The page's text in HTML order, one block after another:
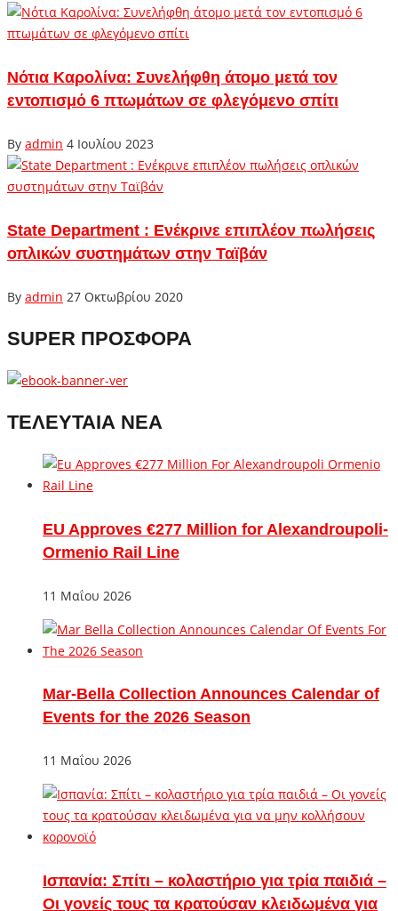
Νότια Καρολίνα: Συνελήφθη άτομο μετά τον
εντοπισμό 6 πτωμάτων σε φλεγόμενο σπίτι
By admin 4 Ιουλίου 2023
State Department : Ενέκρινε επιπλέον πωλήσεις
οπλικών συστημάτων στην Ταϊβάν
By admin 27 Οκτωβρίου 2020
SUPER ΠΡΟΣΦΟΡΑ
ΤΕΛΕΥΤΑΙΑ ΝΕΑ
EU Approves €277 Million for Alexandroupoli-
Ormenio Rail Line
11 Μαΐου 2026
Mar-Bella Collection Announces Calendar of
Events for the 2026 Season
11 Μαΐου 2026
Ισπανία: Σπίτι – κολαστήριο για τρία παιδιά –
Οι γονείς τους τα κρατούσαν κλειδωμένα για